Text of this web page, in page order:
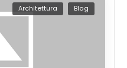
Architettura Blog